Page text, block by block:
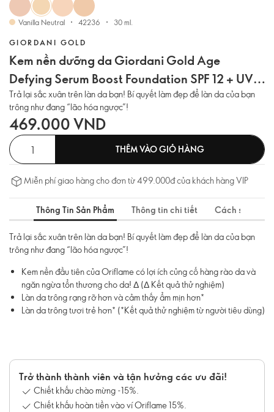
Vanilla Neutral 42236 30 ml.
GIORDANI GOLD
Kem nền dưỡng da Giordani Gold Age
Defying Serum Boost Foundation SPF 12 + UVA
Protection
Trả lại sắc xuân trên làn da bạn! Bí quyết làm đẹp để làn da của bạn
trông như đang “lão hóa ngược”!
469.000 VND
THÊM VÀO GIỎ HÀNG
Miễn phí giao hàng cho đơn từ 499.000đ của khách hàng VIP
Thông Tin Sản Phẩm Thông tin chi tiết Cách sử dụng
Trả lại sắc xuân trên làn da bạn! Bí quyết làm đẹp để làn da của bạn
trông như đang “lão hóa ngược”!
Kem nền đầu tiên của Oriflame có lợi ích củng cố hàng rào da và
ngăn ngừa tổn thương cho da! Δ (Δ Kết quả thử nghiệm)
Làn da trông rạng rỡ hơn và cảm thấy ẩm mịn hơn*
Làn da trông tươi trẻ hơn* (*Kết quả thử nghiệm từ người tiêu dùng)
Trở thành thành viên và tận hưởng các ưu đãi!
Chiết khấu chào mừng -15%.
Chiết khấu hoàn tiền vào ví Oriflame 15%.